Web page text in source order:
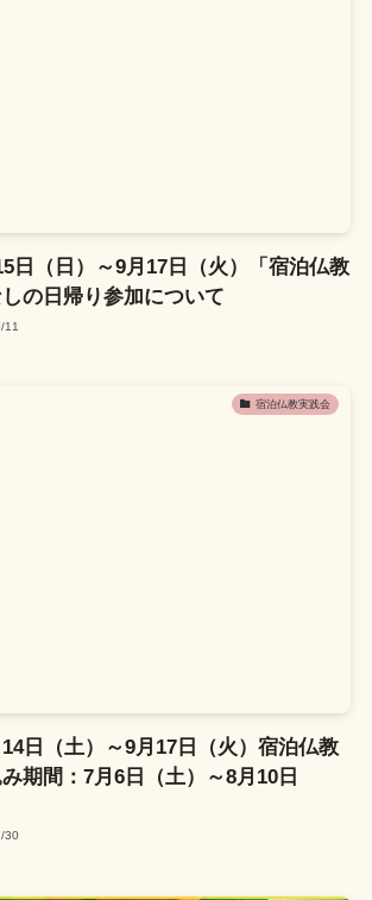
日（日）～9月17日（火）「宿泊仏教
の日帰り参加について
11
宿泊仏教実践会
日（土）～9月17日（火）宿泊仏教
期間：7月6日（土）～8月10日
30